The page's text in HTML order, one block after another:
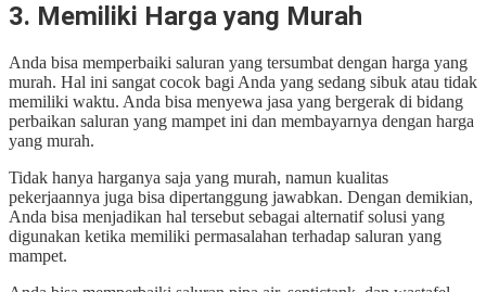
3. Memiliki Harga yang Murah
Anda bisa memperbaiki saluran yang tersumbat dengan harga yang
murah. Hal ini sangat cocok bagi Anda yang sedang sibuk atau tidak
memiliki waktu. Anda bisa menyewa jasa yang bergerak di bidang
perbaikan saluran yang mampet ini dan membayarnya dengan harga
yang murah.
Tidak hanya harganya saja yang murah, namun kualitas
pekerjaannya juga bisa dipertanggung jawabkan. Dengan demikian,
Anda bisa menjadikan hal tersebut sebagai alternatif solusi yang
digunakan ketika memiliki permasalahan terhadap saluran yang
mampet.